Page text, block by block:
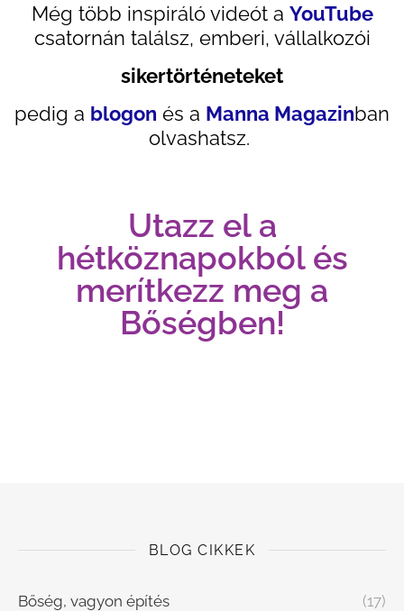
Még több inspiráló videót a YouTube
csatornán találsz, emberi, vállalkozói
sikertörténeteket
pedig a blogon és a Manna Magazinban
olvashatsz.
Utazz el a
hétköznapokból és
merítkezz meg a
Bőségben!
BLOG CIKKEK
Bőség, vagyon építés (17)